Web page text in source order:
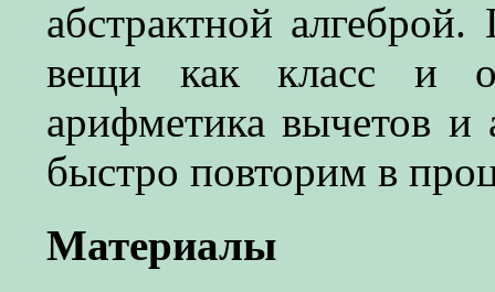
абстрактной
вещи как класс и
арифметика вычетов
быстро повторим в
Материалы